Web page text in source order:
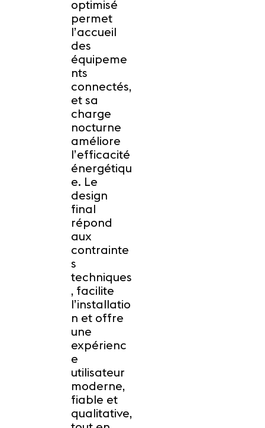
optimisé
permet
l’accueil
des
équipeme
nts
connectés,
et sa
charge
nocturne
améliore
l’efficacité
énergétiqu
e. Le
design
final
répond
aux
contrainte
s
techniques
, facilite
l’installatio
n et offre
une
expérienc
e
utilisateur
moderne,
fiable et
qualitative,